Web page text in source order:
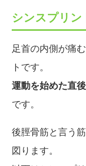
シンスプリン
足首の内側が痛
トです。
運動を始めた直
です。
後脛骨筋と言う
図ります。